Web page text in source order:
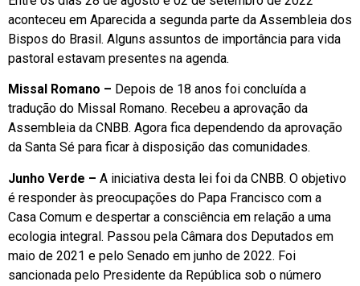
aconteceu em Aparecida a segunda parte da Assembleia dos
Bispos do Brasil. Alguns assuntos de importância para vida
pastoral estavam presentes na agenda.
Missal Romano – Depois de 18 anos foi concluída a
tradução do Missal Romano. Recebeu a aprovação da
Assembleia da CNBB. Agora fica dependendo da aprovação
da Santa Sé para ficar à disposição das comunidades.
Junho Verde – A iniciativa desta lei foi da CNBB. O objetivo
é responder às preocupações do Papa Francisco com a
Casa Comum e despertar a consciência em relação a uma
ecologia integral. Passou pela Câmara dos Deputados em
maio de 2021 e pelo Senado em junho de 2022. Foi
sancionada pelo Presidente da República sob o número